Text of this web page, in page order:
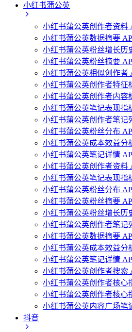
小红书蒲公英
小红书蒲公英创作者资料
小红书蒲公英数据摘要
小红书蒲公英粉丝增长历
小红书蒲公英粉丝摘要
小红书蒲公英相似创作者
小红书蒲公英创作者特征
小红书蒲公英创作者内容
小红书蒲公英笔记表现指
小红书蒲公英创作者笔记
小红书蒲公英粉丝分布
小红书蒲公英成本效益分
小红书蒲公英笔记详情
小红书蒲公英创作者资料
小红书蒲公英笔记表现指
小红书蒲公英粉丝分布
小红书蒲公英粉丝摘要
小红书蒲公英粉丝增长历
小红书蒲公英创作者笔记
小红书蒲公英数据摘要
小红书蒲公英成本效益分
小红书蒲公英笔记详情
小红书蒲公英创作者搜索
小红书蒲公英创作者核心
小红书蒲公英创作者核心
小红书蒲公英内容广场笔
抖音